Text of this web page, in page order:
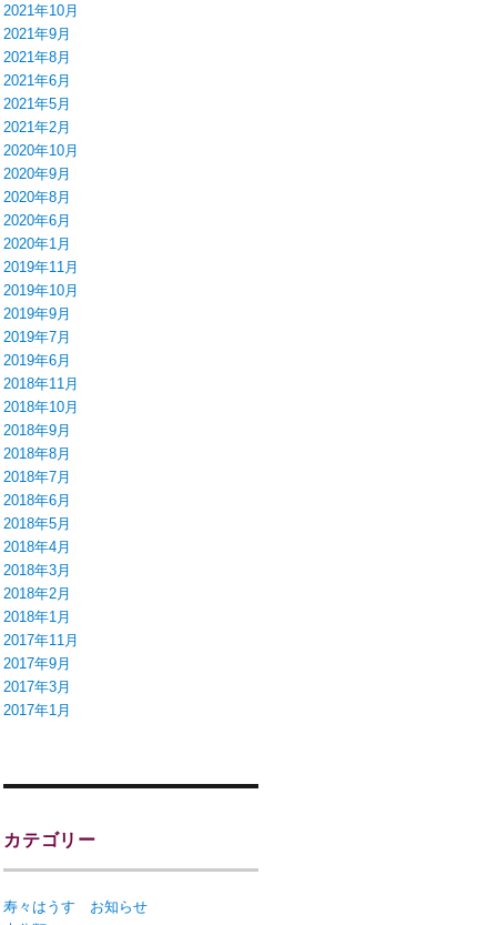
2021年10月
2021年9月
2021年8月
2021年6月
2021年5月
2021年2月
2020年10月
2020年9月
2020年8月
2020年6月
2020年1月
2019年11月
2019年10月
2019年9月
2019年7月
2019年6月
2018年11月
2018年10月
2018年9月
2018年8月
2018年7月
2018年6月
2018年5月
2018年4月
2018年3月
2018年2月
2018年1月
2017年11月
2017年9月
2017年3月
2017年1月
カテゴリー
寿々はうす お知らせ